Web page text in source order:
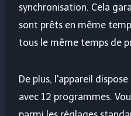
synchronisation. Cela
sont prêts en même
tous le même temps de
De plus, l'appareil
avec 12 programmes.